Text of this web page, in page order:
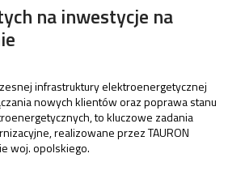
na inwestycje na
infrastruktury elektroenergetycznej
nowych klientów oraz poprawa stanu
to kluczowe zadania
realizowane przez TAURON
woj. opolskiego.